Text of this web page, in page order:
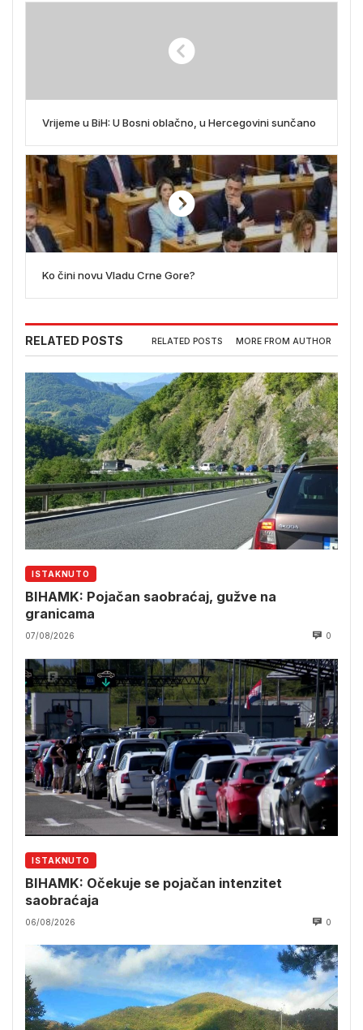
Vrijeme u BiH: U Bosni oblačno, u Hercegovini sunčano
Ko čini novu Vladu Crne Gore?
RELATED POSTS RELATED POSTS MORE FROM AUTHOR
ISTAKNUTO
BIHAMK: Pojačan saobraćaj, gužve na
granicama
07/08/2026 0
ISTAKNUTO
BIHAMK: Očekuje se pojačan intenzitet
saobraćaja
06/08/2026 0